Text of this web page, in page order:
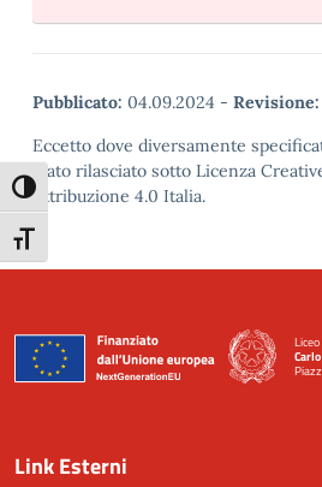
Attiva/disattiva alto contrasto
Attiva/disattiva dimensione testo
Pubblicato: 04.09.2024 - Revisione:
Eccetto dove diversamente
stato rilasciato sotto Licenza
Attribuzione 4.0 Italia.
—
Link Esterni